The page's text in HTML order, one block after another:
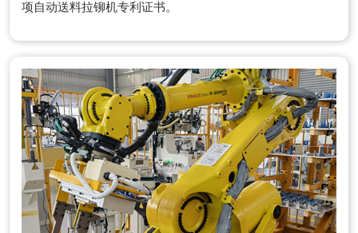
项自动送料拉铆机专利证书。